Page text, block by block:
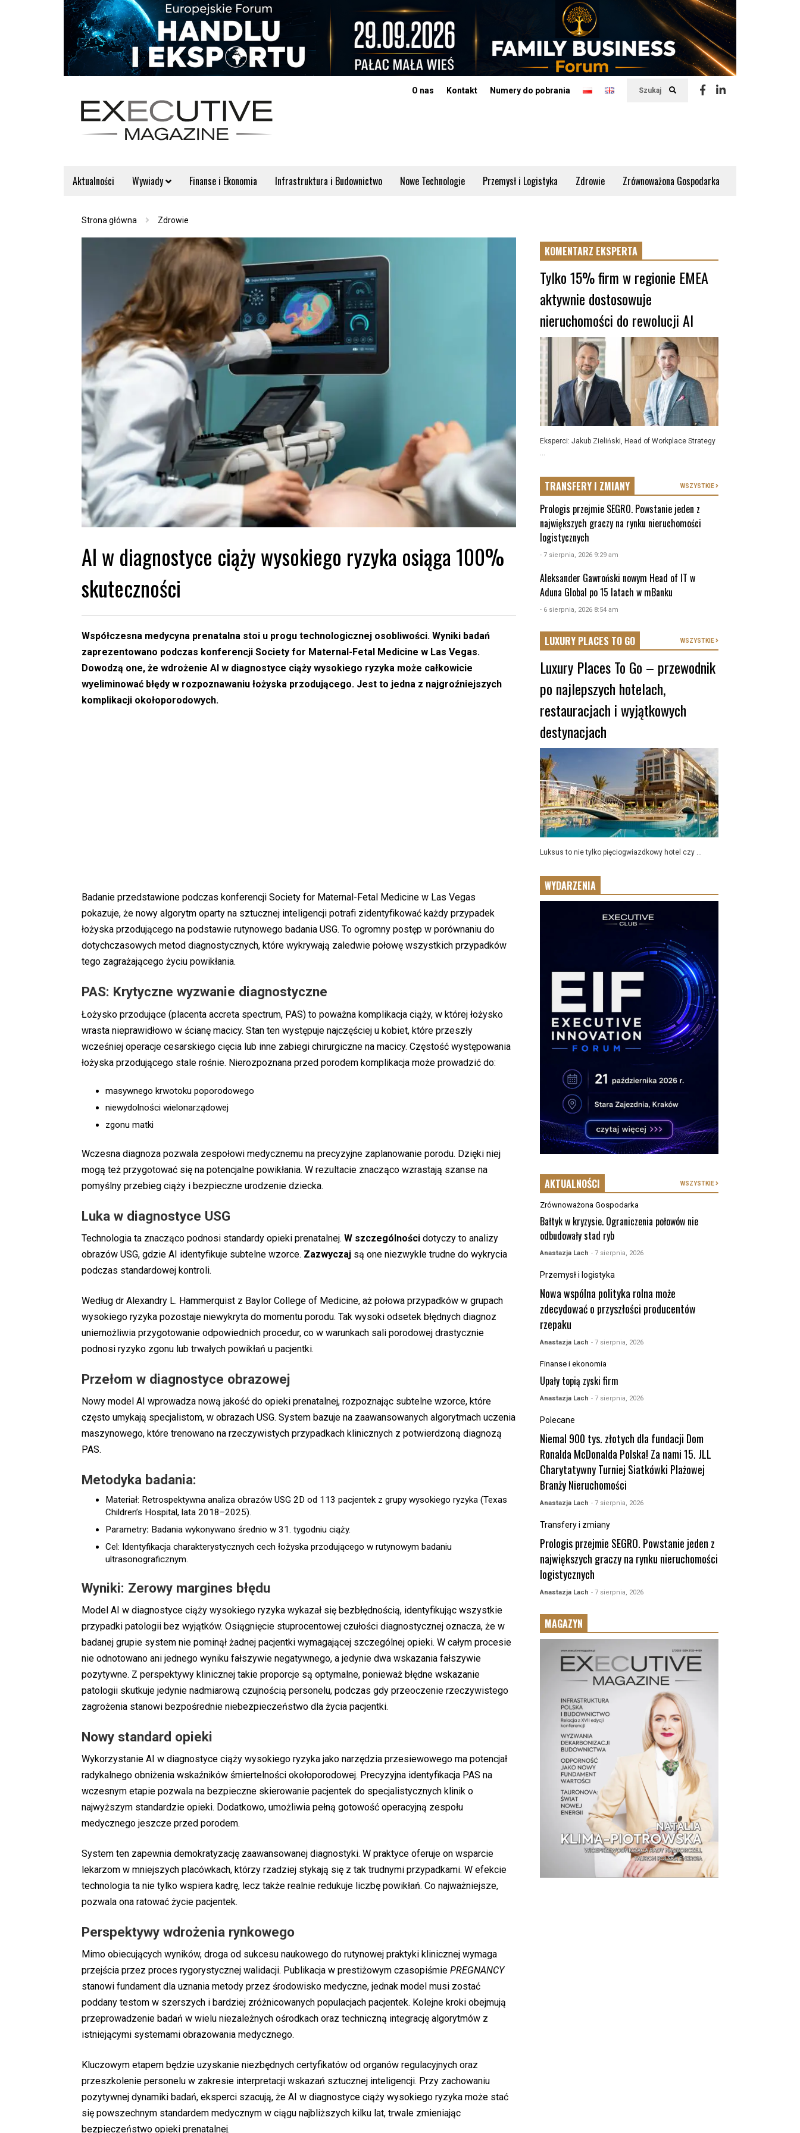
Szukaj
O nas Kontakt Numery do pobrania
Aktualności Wywiady Finanse i Ekonomia Infrastruktura i Budownictwo Nowe Technologie Przemysł i Logistyka Zdrowie Zrównoważona Gospodarka
Strona główna Zdrowie
AI w diagnostyce ciąży wysokiego ryzyka osiąga 100%
skuteczności
Współczesna medycyna prenatalna stoi u progu technologicznej osobliwości. Wyniki badań
zaprezentowano podczas konferencji Society for Maternal-Fetal Medicine w Las Vegas.
Dowodzą one, że wdrożenie AI w diagnostyce ciąży wysokiego ryzyka może całkowicie
wyeliminować błędy w rozpoznawaniu łożyska przodującego. Jest to jedna z najgroźniejszych
komplikacji okołoporodowych.
Badanie przedstawione podczas konferencji Society for Maternal-Fetal Medicine w Las Vegas
pokazuje, że nowy algorytm oparty na sztucznej inteligencji potrafi zidentyfikować każdy przypadek
łożyska przodującego na podstawie rutynowego badania USG. To ogromny postęp w porównaniu do
dotychczasowych metod diagnostycznych, które wykrywają zaledwie połowę wszystkich przypadków
tego zagrażającego życiu powikłania.
PAS: Krytyczne wyzwanie diagnostyczne
Łożysko przodujące (placenta accreta spectrum, PAS) to poważna komplikacja ciąży, w której łożysko
wrasta nieprawidłowo w ścianę macicy. Stan ten występuje najczęściej u kobiet, które przeszły
wcześniej operacje cesarskiego cięcia lub inne zabiegi chirurgiczne na macicy. Częstość występowania
łożyska przodującego stale rośnie. Nierozpoznana przed porodem komplikacja może prowadzić do:
masywnego krwotoku poporodowego
niewydolności wielonarządowej
zgonu matki
Wczesna diagnoza pozwala zespołowi medycznemu na precyzyjne zaplanowanie porodu. Dzięki niej
mogą też przygotować się na potencjalne powikłania. W rezultacie znacząco wzrastają szanse na
pomyślny przebieg ciąży i bezpieczne urodzenie dziecka.
Luka w diagnostyce USG
Technologia ta znacząco podnosi standardy opieki prenatalnej. W szczególności dotyczy to analizy
obrazów USG, gdzie AI identyfikuje subtelne wzorce. Zazwyczaj są one niezwykle trudne do wykrycia
podczas standardowej kontroli.
Według dr Alexandry L. Hammerquist z Baylor College of Medicine, aż połowa przypadków w grupach
wysokiego ryzyka pozostaje niewykryta do momentu porodu. Tak wysoki odsetek błędnych diagnoz
uniemożliwia przygotowanie odpowiednich procedur, co w warunkach sali porodowej drastycznie
podnosi ryzyko zgonu lub trwałych powikłań u pacjentki.
Przełom w diagnostyce obrazowej
Nowy model AI wprowadza nową jakość do opieki prenatalnej, rozpoznając subtelne wzorce, które
często umykają specjalistom, w obrazach USG. System bazuje na zaawansowanych algorytmach uczenia
maszynowego, które trenowano na rzeczywistych przypadkach klinicznych z potwierdzoną diagnozą
PAS.
Metodyka badania:
Materiał: Retrospektywna analiza obrazów USG 2D od 113 pacjentek z grupy wysokiego ryzyka (Texas
Children’s Hospital, lata 2018–2025).
Parametry: Badania wykonywano średnio w 31. tygodniu ciąży.
Cel: Identyfikacja charakterystycznych cech łożyska przodującego w rutynowym badaniu
ultrasonograficznym.
Wyniki: Zerowy margines błędu
Model AI w diagnostyce ciąży wysokiego ryzyka wykazał się bezbłędnością, identyfikując wszystkie
przypadki patologii bez wyjątków. Osiągnięcie stuprocentowej czułości diagnostycznej oznacza, że w
badanej grupie system nie pominął żadnej pacjentki wymagającej szczególnej opieki. W całym procesie
nie odnotowano ani jednego wyniku fałszywie negatywnego, a jedynie dwa wskazania fałszywie
pozytywne. Z perspektywy klinicznej takie proporcje są optymalne, ponieważ błędne wskazanie
patologii skutkuje jedynie nadmiarową czujnością personelu, podczas gdy przeoczenie rzeczywistego
zagrożenia stanowi bezpośrednie niebezpieczeństwo dla życia pacjentki.
Nowy standard opieki
Wykorzystanie AI w diagnostyce ciąży wysokiego ryzyka jako narzędzia przesiewowego ma potencjał
radykalnego obniżenia wskaźników śmiertelności okołoporodowej. Precyzyjna identyfikacja PAS na
wczesnym etapie pozwala na bezpieczne skierowanie pacjentek do specjalistycznych klinik o
najwyższym standardzie opieki. Dodatkowo, umożliwia pełną gotowość operacyjną zespołu
medycznego jeszcze przed porodem.
System ten zapewnia demokratyzację zaawansowanej diagnostyki. W praktyce oferuje on wsparcie
lekarzom w mniejszych placówkach, którzy rzadziej stykają się z tak trudnymi przypadkami. W efekcie
technologia ta nie tylko wspiera kadrę, lecz także realnie redukuje liczbę powikłań. Co najważniejsze,
pozwala ona ratować życie pacjentek.
Perspektywy wdrożenia rynkowego
Mimo obiecujących wyników, droga od sukcesu naukowego do rutynowej praktyki klinicznej wymaga
przejścia przez proces rygorystycznej walidacji. Publikacja w prestiżowym czasopiśmie PREGNANCY
stanowi fundament dla uznania metody przez środowisko medyczne, jednak model musi zostać
poddany testom w szerszych i bardziej zróżnicowanych populacjach pacjentek. Kolejne kroki obejmują
przeprowadzenie badań w wielu niezależnych ośrodkach oraz techniczną integrację algorytmów z
istniejącymi systemami obrazowania medycznego.
Kluczowym etapem będzie uzyskanie niezbędnych certyfikatów od organów regulacyjnych oraz
przeszkolenie personelu w zakresie interpretacji wskazań sztucznej inteligencji. Przy zachowaniu
pozytywnej dynamiki badań, eksperci szacują, że AI w diagnostyce ciąży wysokiego ryzyka może stać
się powszechnym standardem medycznym w ciągu najbliższych kilku lat, trwale zmieniając
bezpieczeństwo opieki prenatalnej.
KOMENTARZ EKSPERTA
Tylko 15% firm w regionie EMEA
aktywnie dostosowuje
nieruchomości do rewolucji AI
Eksperci: Jakub Zieliński, Head of Workplace Strategy
...
TRANSFERY I ZMIANY WSZYSTKIE
Prologis przejmie SEGRO. Powstanie jeden z
największych graczy na rynku nieruchomości
logistycznych
- 7 sierpnia, 2026 9:29 am
Aleksander Gawroński nowym Head of IT w
Aduna Global po 15 latach w mBanku
- 6 sierpnia, 2026 8:54 am
LUXURY PLACES TO GO WSZYSTKIE
Luxury Places To Go – przewodnik
po najlepszych hotelach,
restauracjach i wyjątkowych
destynacjach
Luksus to nie tylko pięciogwiazdkowy hotel czy ...
WYDARZENIA
AKTUALNOŚCI WSZYSTKIE
Zrównoważona Gospodarka
Bałtyk w kryzysie. Ograniczenia połowów nie
odbudowały stad ryb
Anastazja Lach - 7 sierpnia, 2026
Przemysł i logistyka
Nowa wspólna polityka rolna może
zdecydować o przyszłości producentów
rzepaku
Anastazja Lach - 7 sierpnia, 2026
Finanse i ekonomia
Upały topią zyski firm
Anastazja Lach - 7 sierpnia, 2026
Polecane
Niemal 900 tys. złotych dla fundacji Dom
Ronalda McDonalda Polska! Za nami 15. JLL
Charytatywny Turniej Siatkówki Plażowej
Branży Nieruchomości
Anastazja Lach - 7 sierpnia, 2026
Transfery i zmiany
Prologis przejmie SEGRO. Powstanie jeden z
największych graczy na rynku nieruchomości
logistycznych
Anastazja Lach - 7 sierpnia, 2026
MAGAZYN